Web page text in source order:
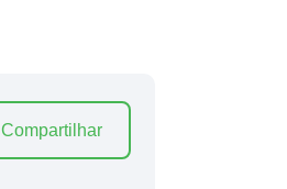
Compartilhar